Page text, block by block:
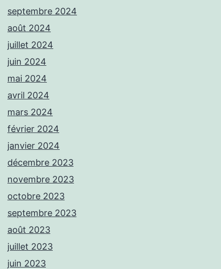
septembre 2024
août 2024
juillet 2024
juin 2024
mai 2024
avril 2024
mars 2024
février 2024
janvier 2024
décembre 2023
novembre 2023
octobre 2023
septembre 2023
août 2023
juillet 2023
juin 2023